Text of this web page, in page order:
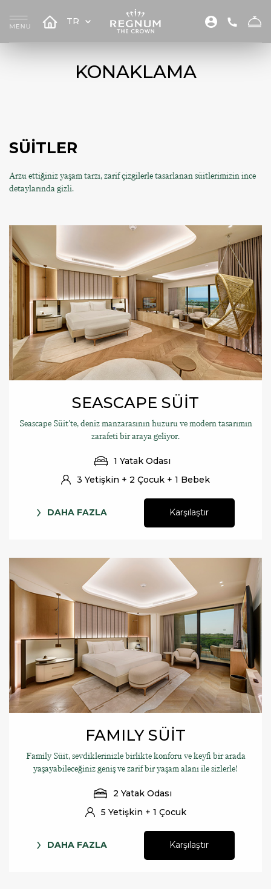
TR
KONAKLAMA
SÜİTLER
Arzu ettiğiniz yaşam tarzı, zarif çizgilerle tasarlanan süitlerimizin ince
detaylarında gizli.
SEASCAPE SÜİT
Seascape Süit'te, deniz manzarasının huzuru ve modern tasarımın
zarafeti bir araya geliyor.
1 Yatak Odası
3 Yetişkin + 2 Çocuk + 1 Bebek
DAHA FAZLA Karşılaştır
FAMILY SÜİT
Family Süit, sevdiklerinizle birlikte konforu ve keyfi bir arada
yaşayabileceğiniz geniş ve zarif bir yaşam alanı ile sizlerle!
2 Yatak Odası
5 Yetişkin + 1 Çocuk
DAHA FAZLA Karşılaştır